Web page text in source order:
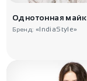
Бренд: «IndiaStyle»